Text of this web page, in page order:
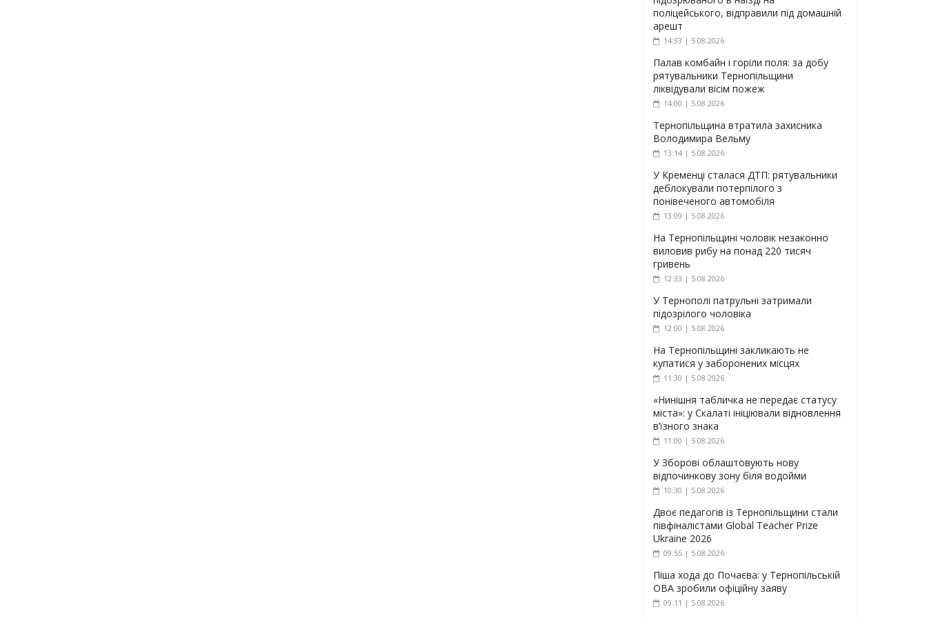
поліцейського, відправили під домашній
арешт
14:33 | 5.08.2026
Палав комбайн і горіли поля: за добу
рятувальники Тернопільщини
ліквідували вісім пожеж
14:00 | 5.08.2026
Тернопільщина втратила захисника
Володимира Вельму
13:14 | 5.08.2026
У Кременці сталася ДТП: рятувальники
деблокували потерпілого з
понівеченого автомобіля
13:09 | 5.08.2026
На Тернопільщині чоловік незаконно
виловив рибу на понад 220 тисяч
гривень
12:33 | 5.08.2026
У Тернополі патрульні затримали
підозрілого чоловіка
12:00 | 5.08.2026
На Тернопільщині закликають не
купатися у заборонених місцях
11:30 | 5.08.2026
«Нинішня табличка не передає статусу
міста»: у Скалаті ініціювали відновлення
в’їзного знака
11:00 | 5.08.2026
У Зборові облаштовують нову
відпочинкову зону біля водойми
10:30 | 5.08.2026
Двоє педагогів із Тернопільщини стали
півфіналістами Global Teacher Prize
Ukraine 2026
09:55 | 5.08.2026
Піша хода до Почаєва: у Тернопільській
ОВА зробили офіційну заяву
09:11 | 5.08.2026